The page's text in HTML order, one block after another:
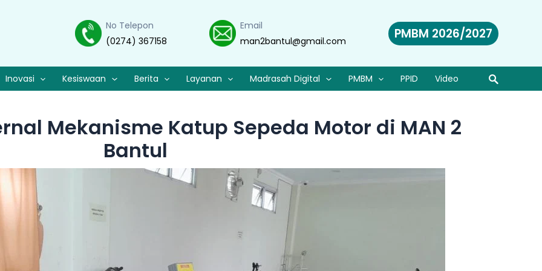
No Telepon
(0274) 367158
Email
man2bantul@gmail.com
PMBM 2026/2027
Inovasi Kesiswaan Berita Layanan Madrasah Digital PMBM PPID Video
Mekanisme Katup Sepeda Motor di MAN 2
Bantul